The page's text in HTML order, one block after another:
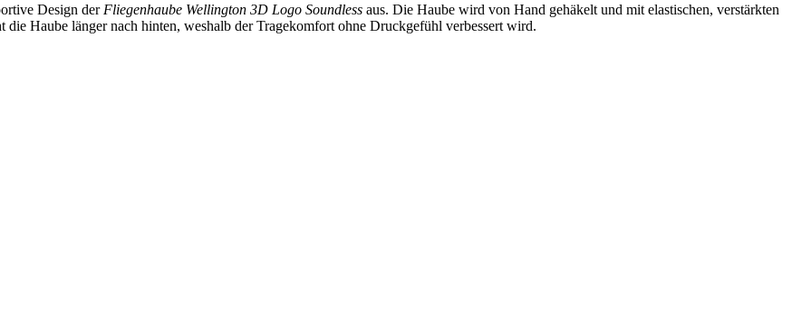
Design der Fliegenhaube Wellington 3D Logo Soundless aus. Die Haube wird von Hand gehäkelt und mit elastischen, verstärkten
Haube länger nach hinten, weshalb der Tragekomfort ohne Druckgefühl verbessert wird.